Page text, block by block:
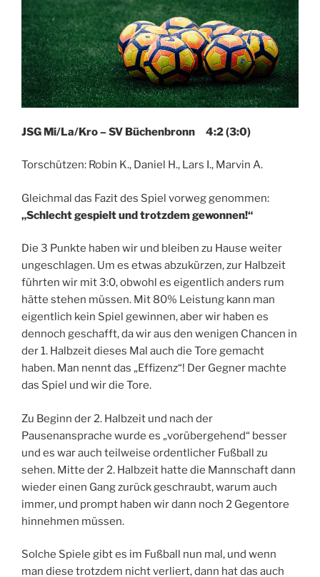
JSG Mi/La/Kro – SV Büchenbronn 4:2 (3:0)
Torschützen: Robin K., Daniel H., Lars I., Marvin A.
Gleichmal das Fazit des Spiel vorweg genommen:
„Schlecht gespielt und trotzdem gewonnen!“
Die 3 Punkte haben wir und bleiben zu Hause weiter
ungeschlagen. Um es etwas abzukürzen, zur Halbzeit
führten wir mit 3:0, obwohl es eigentlich anders rum
hätte stehen müssen. Mit 80% Leistung kann man
eigentlich kein Spiel gewinnen, aber wir haben es
dennoch geschafft, da wir aus den wenigen Chancen in
der 1. Halbzeit dieses Mal auch die Tore gemacht
haben. Man nennt das „Effizenz“! Der Gegner machte
das Spiel und wir die Tore.
Zu Beginn der 2. Halbzeit und nach der
Pausenansprache wurde es „vorübergehend“ besser
und es war auch teilweise ordentlicher Fußball zu
sehen. Mitte der 2. Halbzeit hatte die Mannschaft dann
wieder einen Gang zurück geschraubt, warum auch
immer, und prompt haben wir dann noch 2 Gegentore
hinnehmen müssen.
Solche Spiele gibt es im Fußball nun mal, und wenn
man diese trotzdem nicht verliert, dann hat das auch